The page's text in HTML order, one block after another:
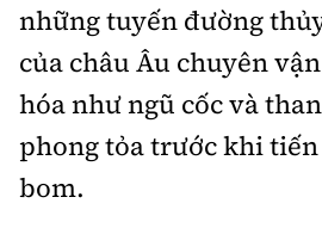
Tổng biên tập:Nguyễn Thị Hồng
Phó Tổng biên tập:Nguyễn Sơn
Nguyễn Đức Thắng, La Đức Hùng
Hotline:
0901 514 799
Quảng cáo và Phát
những tuyến đường
của châu Âu chuyên
hóa như ngũ cốc và
phong tỏa trước khi
bom.